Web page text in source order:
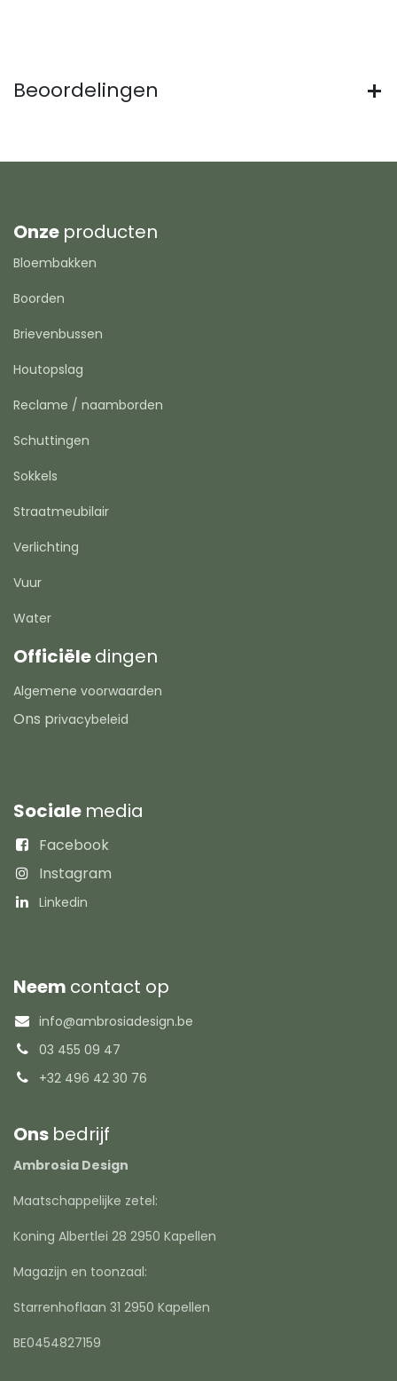
Beoordelingen
Onze producten
Bloembakken
Boorden
Brievenbussen
Houtopslag
Reclame / naamborden
Schuttingen
Sokkels
Straatmeubilair
Verlichting
Vuur
Water
Officiëledingen
Algemene voorwaarden
Ons privacybeleid
Sociale media
Facebook
Instagram
Linkedin
Neem contact op
info@ambrosiadesign.be
03 455 09 47
+32 496 42 30 76
Ons bedrijf
Ambrosia Design
Maatschappelijke zetel:
Koning Albertlei 28 2950 Kapellen
Magazijn en toonzaal:
Starrenhoflaan 31 2950 Kapellen
BE0454827159